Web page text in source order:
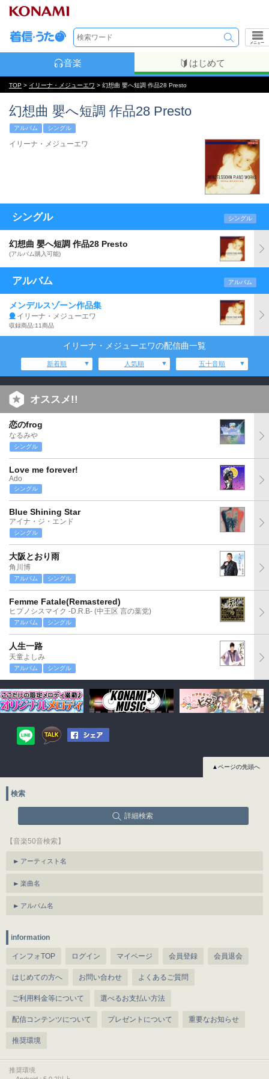
メニュー
音楽 はじめて
TOP > イリーナ・メジューエワ > 幻想曲 嬰へ短調 作品28 Presto
幻想曲 嬰へ短調 作品28 Presto
アルバム シングル
イリーナ・メジューエワ
シングル シングル
幻想曲 嬰へ短調 作品28 Presto
(アルバム購入可能)
アルバム アルバム
メンデルスゾーン作品集
イリーナ・メジューエワ
収録商品:11商品
イリーナ・メジューエワの配信曲一覧
新着順 人気順 五十音順
オススメ!!
恋のfrog
なるみや
シングル
Love me forever!
Ado
シングル
Blue Shining Star
アイナ・ジ・エンド
シングル
大阪とおり雨
角川博
アルバム シングル
Femme Fatale(Remastered)
ヒプノシスマイク -D.R.B- (中王区 言の葉党)
アルバム シングル
人生一路
天童よしみ
アルバム シングル
▲ページの先頭へ
検索
詳細検索
【音楽50音検索】
アーティスト名
楽曲名
アルバム名
information
インフォTOP ログイン マイページ 会員登録 会員退会
はじめての方へ お問い合わせ よくあるご質問
ご利用料金等について 選べるお支払い方法
配信コンテンツについて プレゼントについて 重要なお知らせ
推奨環境
推奨環境